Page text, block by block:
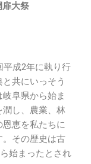
扉大祭
成2年に執り行
共にいっそう
阜県から始ま
潤し、農業、林
恵を私たちに
その歴史は古
始まったとされ